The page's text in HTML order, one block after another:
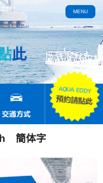
旅！
簡体字
MENU
此